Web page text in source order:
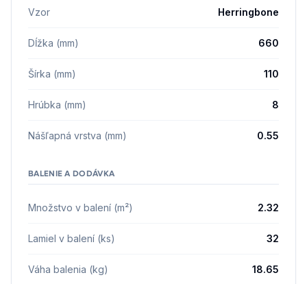
Vzor Herringbone
Dĺžka (mm) 660
Šírka (mm) 110
Hrúbka (mm) 8
Nášľapná vrstva (mm) 0.55
BALENIE A DODÁVKA
Množstvo v balení (m²) 2.32
Lamiel v balení (ks) 32
Váha balenia (kg) 18.65